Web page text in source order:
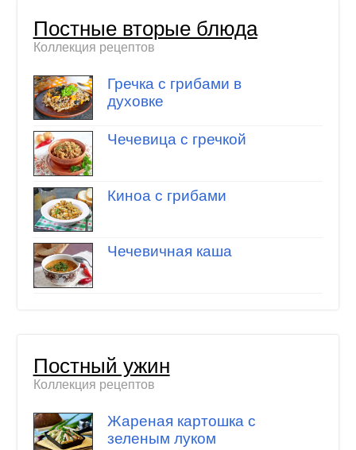
Постные вторые блюда
Коллекция рецептов
Гречка с грибами в
духовке
Чечевица с гречкой
Киноа с грибами
Чечевичная каша
Постный ужин
Коллекция рецептов
Жареная картошка с
зеленым луком